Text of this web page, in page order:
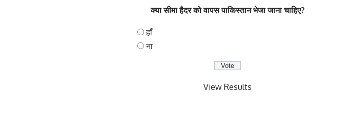
क्या सीमा हैदर को वापस पाकिस्तान भेजा जाना चाहिए?
हाँ
ना
View Results